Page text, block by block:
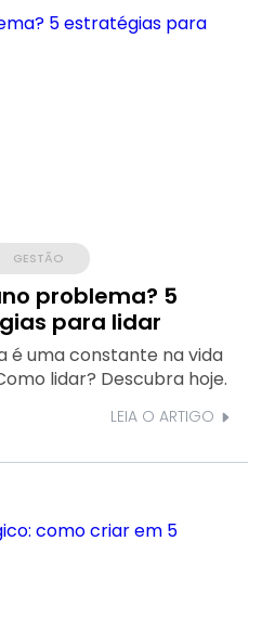
GESTÃO
problema? 5
para lidar
é uma constante na vida
lidar? Descubra hoje.
LEIA O ARTIGO